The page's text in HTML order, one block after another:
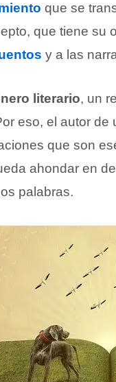
que se
que tiene su
y a las
literario, un
eso, el autor de
que son
ahondar en
palabras.